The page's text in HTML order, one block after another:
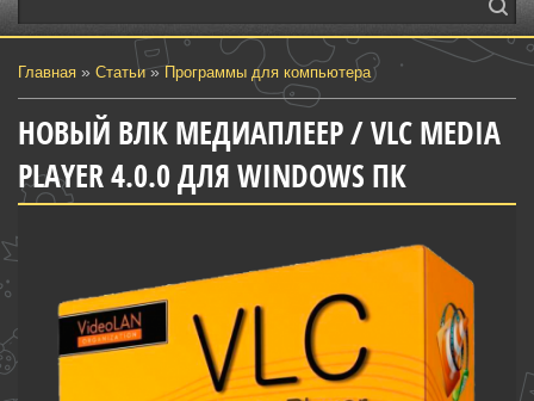
Главная » Статьи»Программы для компьютера
НОВЫЙ ВЛК МЕДИАПЛЕЕР / VLC MEDIA
PLAYER 4.0.0 ДЛЯ WINDOWS ПК